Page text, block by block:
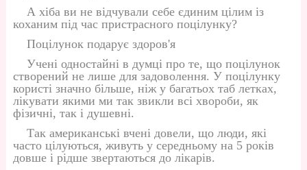
А хіба ви не відчували себе єдиним цілим із
коханим під час пристрасного поцілунку?
Поцілунок подарує здоров'я
Учені одностайні в думці про те, що поцілунок
створений не лише для задоволення. У поцілунку
користі значно більше, ніж у багатьох таб летках,
лікувати якими ми так звикли всі хвороби, як
фізичні, так і душевні.
Так американські вчені довели, що люди, які
часто цілуються, живуть у середньому на 5 років
довше і рідше звертаються до лікарів.